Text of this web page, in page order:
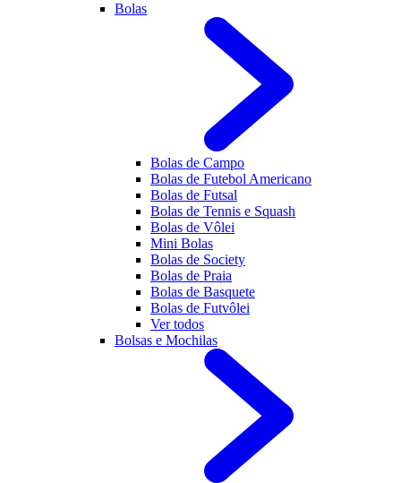
Bolas
Bolas de Campo
Bolas de Futebol Americano
Bolas de Futsal
Bolas de Tennis e Squash
Bolas de Vôlei
Mini Bolas
Bolas de Society
Bolas de Praia
Bolas de Basquete
Bolas de Futvôlei
Ver todos
Bolsas e Mochilas